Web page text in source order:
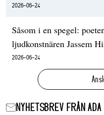
2026-06-24
Såsom i en spegel:
ljudkonstnären Jassem
2026-06-24
NYHETSBREV FRÅN ADA